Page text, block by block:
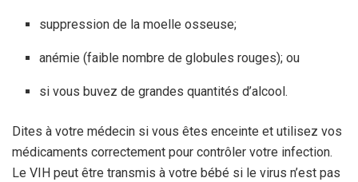
suppression de la moelle osseuse;
anémie (faible nombre de globules rouges); ou
si vous buvez de grandes quantités d’alcool.
Dites à votre médecin si vous êtes enceinte et utilisez vos
médicaments correctement pour contrôler votre infection.
Le VIH peut être transmis à votre bébé si le virus n’est pas